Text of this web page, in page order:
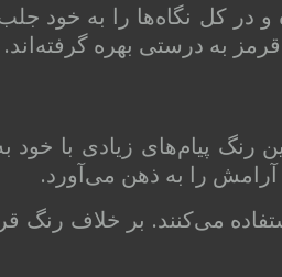
کل نگاه‌ها را به خود
به درستی بهره گرفته‌اند.
رنگ پیام‌های زیادی با
را به ذهن می‌آورد.
می‌کنند. بر خلاف